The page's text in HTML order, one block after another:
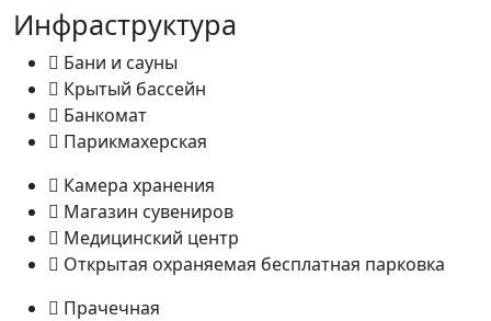
Инфраструктура
Бани и сауны
Крытый бассейн
Банкомат
Парикмахерская
Камера хранения
Магазин сувениров
Медицинский центр
Открытая охраняемая бесплатная парковка
Прачечная